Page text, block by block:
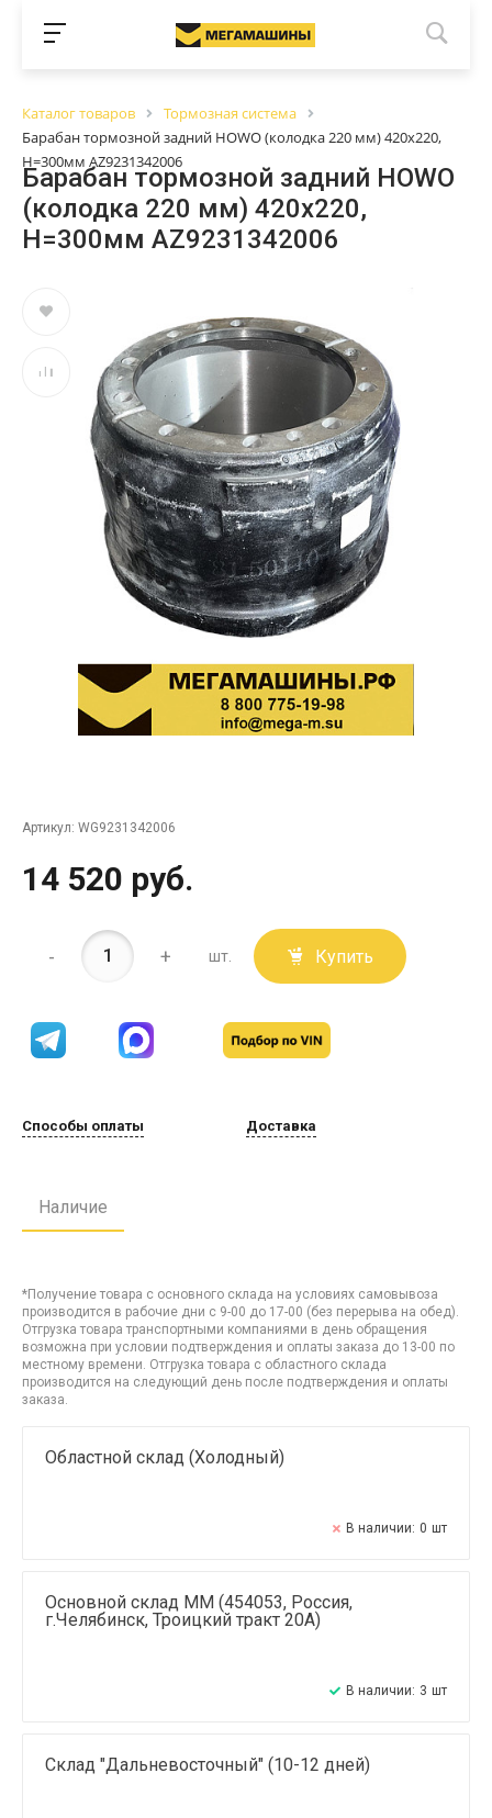
Каталог товаров
Тормозная система
Барабан тормозной задний HOWO (колодка 220 мм) 420х220,
H=300мм AZ9231342006
Барабан тормозной задний HOWO
(колодка 220 мм) 420х220,
H=300мм AZ9231342006
Артикул: WG9231342006
14 520 руб.
- + шт. Купить
Способы оплаты Доставка
Наличие
*Получение товара с основного склада на условиях самовывоза
производится в рабочие дни с 9-00 до 17-00 (без перерыва на обед).
Отгрузка товара транспортными компаниями в день обращения
возможна при условии подтверждения и оплаты заказа до 13-00 по
местному времени. Отгрузка товара с областного склада
производится на следующий день после подтверждения и оплаты
заказа.
Областной склад (Холодный)
В наличии: 0 шт
Основной склад ММ (454053, Россия,
г.Челябинск, Троицкий тракт 20А)
В наличии: 3 шт
Склад "Дальневосточный" (10-12 дней)